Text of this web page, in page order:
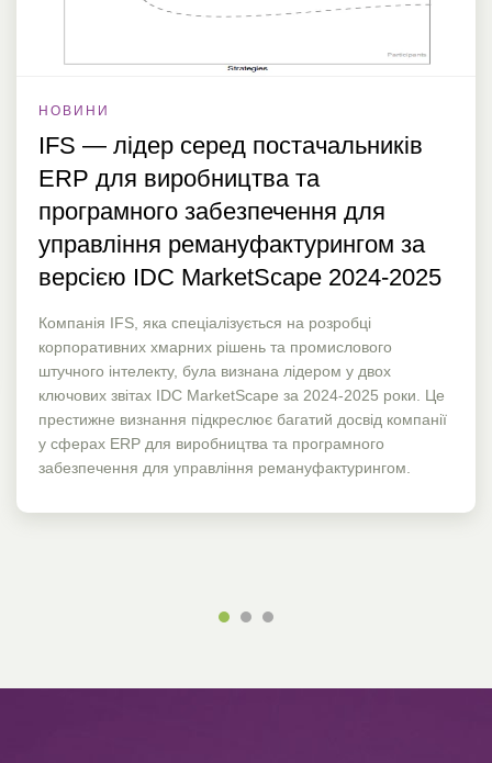
НОВИНИ
IFS — лідер серед постачальників
ERP для виробництва та
програмного забезпечення для
управління ремануфактурингом за
версією IDC MarketScape 2024-2025
Компанія IFS, яка спеціалізується на розробці
корпоративних хмарних рішень та промислового
штучного інтелекту, була визнана лідером у двох
ключових звітах IDC MarketScape за 2024-2025 роки. Це
престижне визнання підкреслює багатий досвід компанії
у сферах ERP для виробництва та програмного
забезпечення для управління ремануфактурингом.